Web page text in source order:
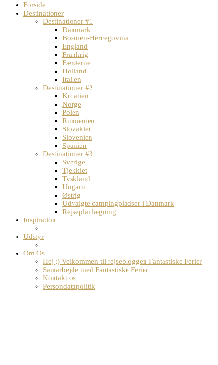
Forside
Destinationer
Destinationer #1
Danmark
Bosnien-Hercegovina
England
Frankrig
Færøerne
Holland
Italien
Destinationer #2
Kroatien
Norge
Polen
Rumænien
Slovakiet
Slovenien
Spanien
Destinationer #3
Sverige
Tjekkiet
Tyskland
Ungarn
Østrig
Udvalgte campingpladser i Danmark
Rejseplanlægning
Inspiration
Udstyr
Om Os
Hej ;) Velkommen til rejsebloggen Fantastiske Ferier
Samarbejde med Fantastiske Ferier
Kontakt os
Persondatapolitik